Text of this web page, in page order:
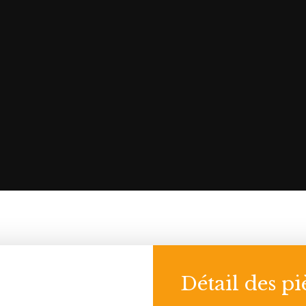
Détail des